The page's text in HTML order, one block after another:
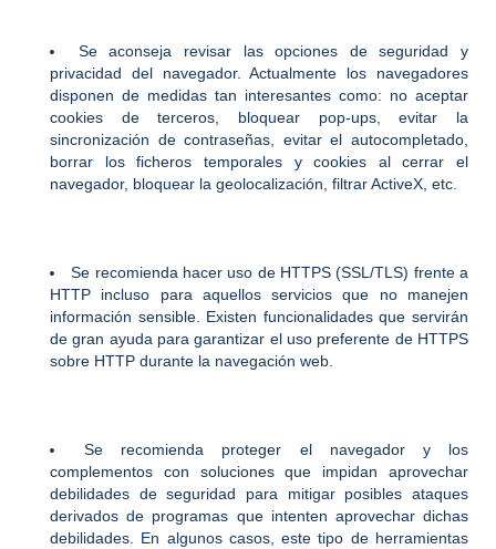
Se aconseja revisar las opciones de seguridad y
privacidad del navegador. Actualmente los navegadores
disponen de medidas tan interesantes como: no aceptar
cookies de terceros, bloquear pop-ups, evitar la
sincronización de contraseñas, evitar el autocompletado,
borrar los ficheros temporales y cookies al cerrar el
navegador, bloquear la geolocalización, filtrar ActiveX, etc.
Se recomienda hacer uso de HTTPS (SSL/TLS) frente a
HTTP incluso para aquellos servicios que no manejen
información sensible. Existen funcionalidades que servirán
de gran ayuda para garantizar el uso preferente de HTTPS
sobre HTTP durante la navegación web.
Se recomienda proteger el navegador y los
complementos con soluciones que impidan aprovechar
debilidades de seguridad para mitigar posibles ataques
derivados de programas que intenten aprovechar dichas
debilidades. En algunos casos, este tipo de herramientas